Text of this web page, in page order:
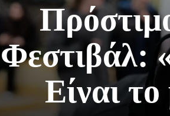
Φεστιβάλ:
Είναι